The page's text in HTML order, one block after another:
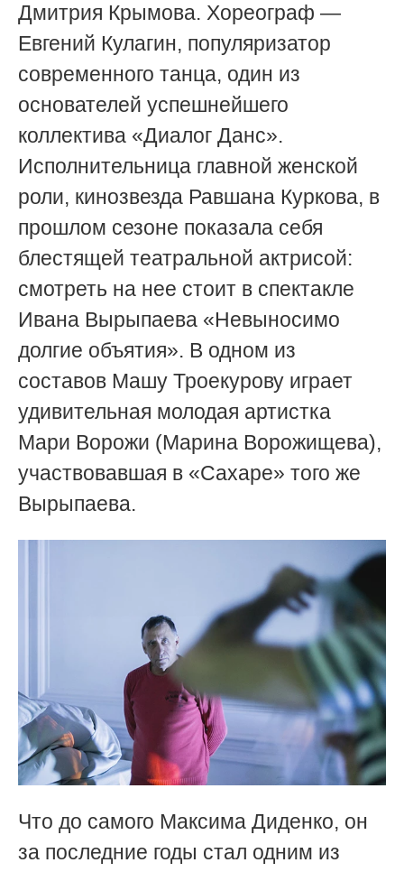
Дмитрия Крымова. Хореограф —
Евгений Кулагин, популяризатор
современного танца, один из
основателей успешнейшего
коллектива «Диалог Данс».
Исполнительница главной женской
роли, кинозвезда Равшана Куркова, в
прошлом сезоне показала себя
блестящей театральной актрисой:
смотреть на нее стоит в спектакле
Ивана Вырыпаева «Невыносимо
долгие объятия». В одном из
составов Машу Троекурову играет
удивительная молодая артистка
Мари Ворожи (Марина Ворожищева),
участвовавшая в «Сахаре» того же
Вырыпаева.
Что до самого Максима Диденко, он
за последние годы стал одним из